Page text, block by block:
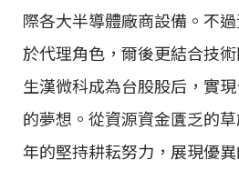
際各大半導體廠商設備。不
於代理角色，爾後更結合技
生漢微科成為台股股后，實
的夢想。從資源資金匱乏的
年的堅持耕耘努力，展現優